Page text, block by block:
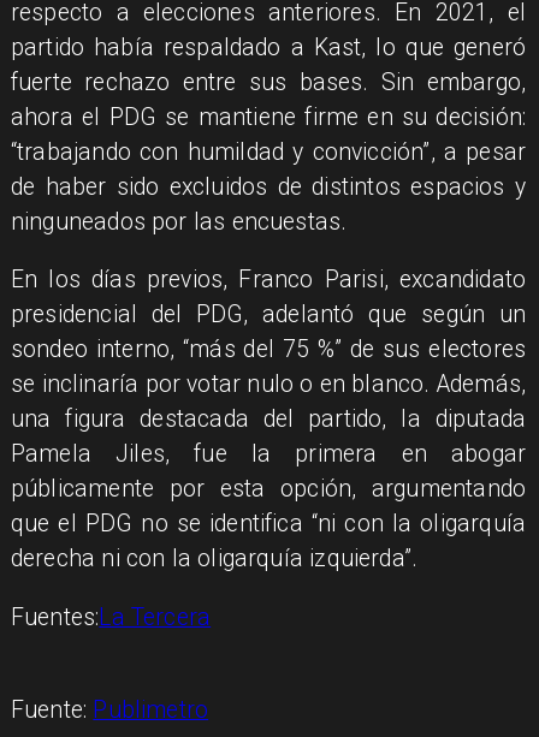
respecto a elecciones anteriores. En 2021, el
partido había respaldado a Kast, lo que generó
fuerte rechazo entre sus bases. Sin embargo,
ahora el PDG se mantiene firme en su decisión:
“trabajando con humildad y convicción”, a pesar
de haber sido excluidos de distintos espacios y
ninguneados por las encuestas.
En los días previos, Franco Parisi, excandidato
presidencial del PDG, adelantó que según un
sondeo interno, “más del 75 %” de sus electores
se inclinaría por votar nulo o en blanco. Además,
una figura destacada del partido, la diputada
Pamela Jiles, fue la primera en abogar
públicamente por esta opción, argumentando
que el PDG no se identifica “ni con la oligarquía
derecha ni con la oligarquía izquierda”.
Fuentes:La Tercera
Fuente: Publimetro